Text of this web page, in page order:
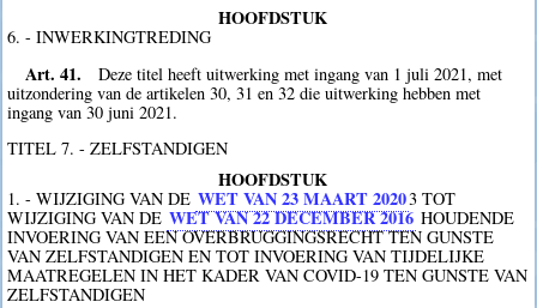
HOOFDSTUK
6. - INWERKINGTREDING
Art. 41.
Deze titel heeft uitwerking met ingang van 1 juli 2021, met
uitzondering van de artikelen 30, 31 en 32 die uitwerking hebben met
ingang van 30 juni 2021.
TITEL 7. - ZELFSTANDIGEN
HOOFDSTUK
1. - WIJZIGING VAN DE WET VAN 23 MAART 20203 TOT
WIJZIGING VAN DE WET VAN 22 DECEMBER 2016 HOUDENDE
INVOERING VAN EEN OVERBRUGGINGSRECHT TEN GUNSTE
VAN ZELFSTANDIGEN EN TOT INVOERING VAN TIJDELIJKE
MAATREGELEN IN HET KADER VAN COVID-19 TEN GUNSTE VAN
ZELFSTANDIGEN